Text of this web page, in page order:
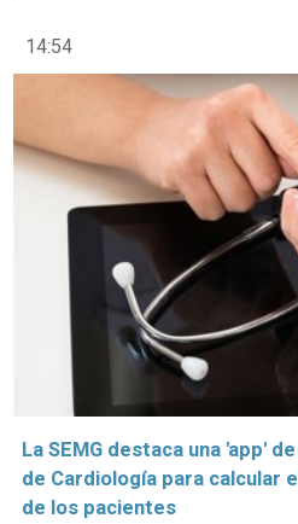
14:54
La SEMG destaca una 'app'
de Cardiología para calcular
de los pacientes